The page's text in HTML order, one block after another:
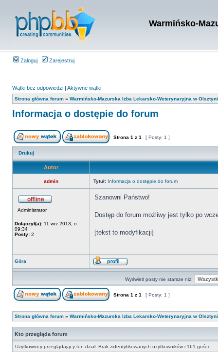
Warmińsko-
Zaloguj Zarejestruj
Wątki bez odpowiedzi | Aktywne wątki
Strona główna forum » Warmińsko-Mazurska Izba Lekarsko-Weterynaryjna w
Informacja o dostępie do forum
Strona 1 z 1 [ Posty: 1 ]
Drukuj
Autor
admin Tytuł: Informacja o dostępie do forum
Administrator
Dołączył(a): 11 wrz 2013, o
09:34
Posty: 2
Szanowni Państwo!
Dostęp do forum możliwy jest tylko po
[tekst to modyfikacji]
Góra
Wyświetl posty nie starsze niż:
Strona 1 z 1 [ Posty: 1 ]
Strona główna forum » Warmińsko-Mazurska Izba Lekarsko-Weterynaryjna w
Kto przegląda forum
Użytkownicy przeglądający ten dział: Brak zidentyfikowanych użytkowników i 161 gości